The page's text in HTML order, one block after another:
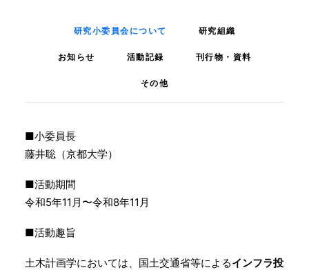
研究小委員会について 研究組織
お知らせ 活動記録 刊行物・資料
その他
■小委員長
藤井聡（京都大学）
■活動期間
令和5年11月〜令和8年11月
■活動趣旨
土木計画学においては、国土交通省等によるインフラ投